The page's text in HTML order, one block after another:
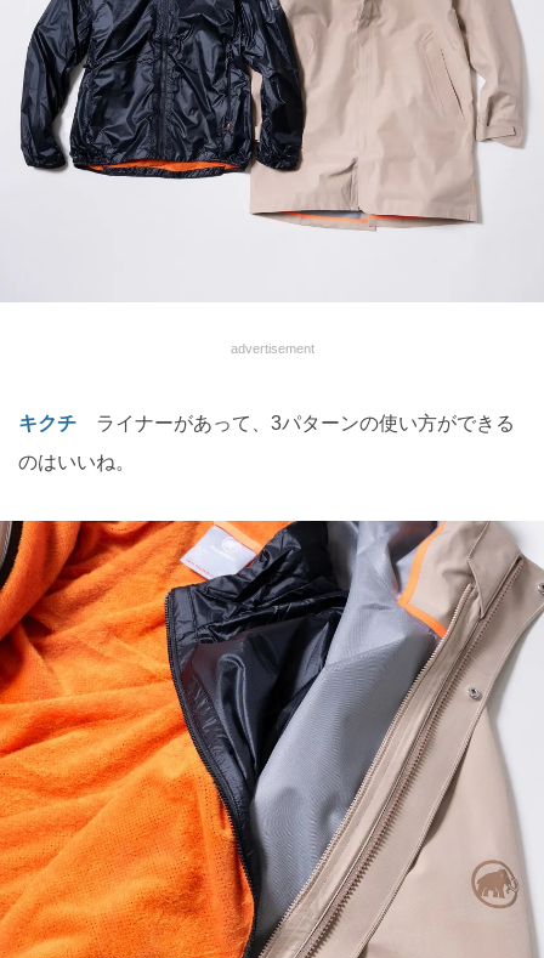
advertisement
キクチ ライナーがあって、3パターンの使い方ができる
のはいいね。